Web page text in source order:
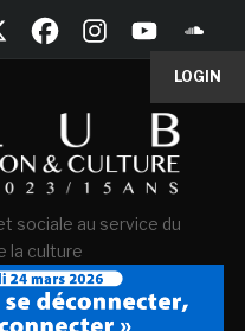
LOGIN
sociale au service du
la culture